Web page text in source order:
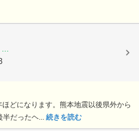
...
どになります。熊本地震以後県外から
半だったヘ... 続きを読む